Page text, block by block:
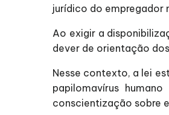
jurídico do empregador
Ao exigir a
dever de orientação
Nesse contexto, a lei
papilomavírus
conscientização sobre